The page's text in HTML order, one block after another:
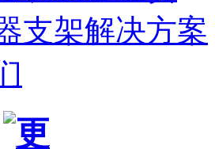
支架解决方案